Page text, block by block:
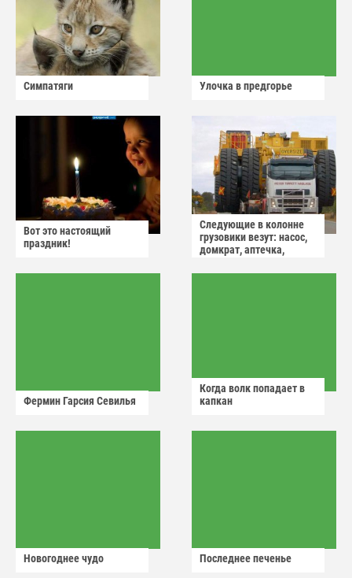
Симпатяги Улочка в предгорье
Вот это настоящий
праздник!
Следующие в колонне
грузовики везут: насос,
домкрат, аптечка,
Фермин Гарсия Севилья
Когда волк попадает в
капкан
Новогоднее чудо Последнее печенье